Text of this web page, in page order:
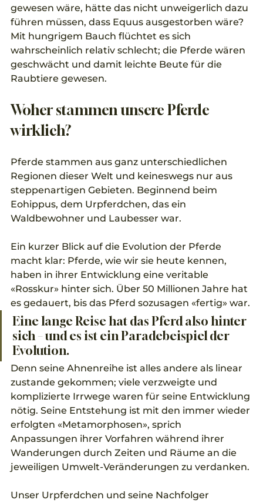
gewesen wäre, hätte das nicht unweigerlich dazu
führen müssen, dass Equus ausgestorben wäre?
Mit hungrigem Bauch flüchtet es sich
wahrscheinlich relativ schlecht; die Pferde wären
geschwächt und damit leichte Beute für die
Raubtiere gewesen.
Woher stammen unsere Pferde
wirklich?
Pferde stammen aus ganz unterschiedlichen
Regionen dieser Welt und keineswegs nur aus
steppenartigen Gebieten. Beginnend beim
Eohippus, dem Urpferdchen, das ein
Waldbewohner und Laubesser war.
Ein kurzer Blick auf die Evolution der Pferde
macht klar: Pferde, wie wir sie heute kennen,
haben in ihrer Entwicklung eine veritable
«Rosskur» hinter sich. Über 50 Millionen Jahre hat
es gedauert, bis das Pferd sozusagen «fertig» war.
Eine lange Reise hat das Pferd also hinter
sich – und es ist ein Paradebeispiel der
Evolution.
Denn seine Ahnenreihe ist alles andere als linear
zustande gekommen; viele verzweigte und
komplizierte Irrwege waren für seine Entwicklung
nötig. Seine Entstehung ist mit den immer wieder
erfolgten «Metamorphosen», sprich
Anpassungen ihrer Vorfahren während ihrer
Wanderungen durch Zeiten und Räume an die
jeweiligen Umwelt-Veränderungen zu verdanken.
Unser Urpferdchen und seine Nachfolger